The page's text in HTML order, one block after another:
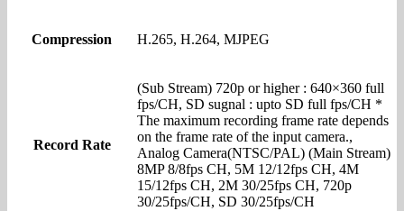
Compression H.265, H.264, MJPEG
Record Rate
(Sub Stream) 720p or higher : 640×360 full
fps/CH, SD sugnal : upto SD full fps/CH *
The maximum recording frame rate depends
on the frame rate of the input camera.,
Analog Camera(NTSC/PAL) (Main Stream)
8MP 8/8fps CH, 5M 12/12fps CH, 4M
15/12fps CH, 2M 30/25fps CH, 720p
30/25fps/CH, SD 30/25fps/CH